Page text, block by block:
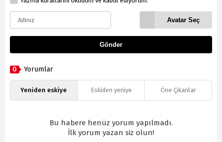
Avatar Seç
Gönder
0 Yorumlar
Yeniden eskiye Eskiden yeniye Öne Çıkanlar
Bu habere henüz yorum yapılmadı.
İlk yorum yazan siz olun!